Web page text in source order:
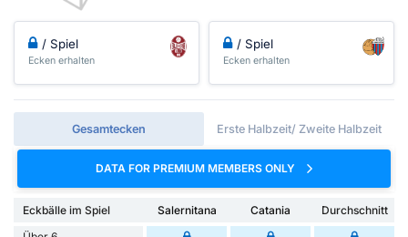
/ Spiel
Ecken erhalten
/ Spiel
Ecken erhalten
Gesamtecken Erste Halbzeit/ Zweite Halbzeit
DATA FOR PREMIUM MEMBERS ONLY
Eckbälle im Spiel Salernitana Catania
Durchschnitt